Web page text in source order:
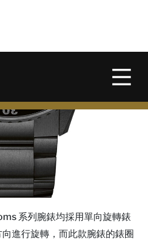
系列腕錶均採用單向旋轉錶
進行旋轉，而此款腕錶的錶圈